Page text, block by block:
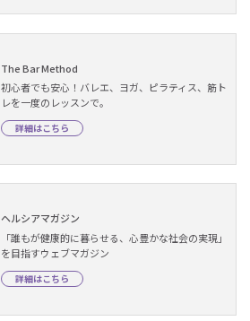
The Bar Method
初心者でも安心！バレエ、ヨガ、ピラティス、筋ト
レを一度のレッスンで。
詳細はこちら
ヘルシアマガジン
「誰もが健康的に暮らせる、心豊かな社会の実現」
を目指すウェブマガジン
詳細はこちら